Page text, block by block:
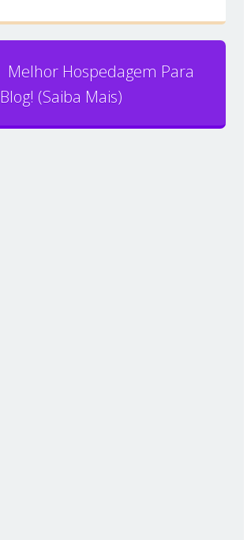
Melhor Hospedagem Para
(Saiba Mais)